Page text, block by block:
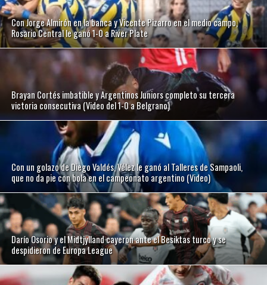
Con Jorge Almirón en la banca y Vicente Pizarro en el medio campo,
Rosario Central le ganó 1-0 a River Plate
Brayan Cortés imbatible y Argentinos Juniors completo su tercera
victoria consecutiva (Video del 1-0 a Belgrano)
Con un golazo de Diego Valdés, Vélez le ganó al Talleres de Sampaoli,
que no da pie con bola en el campeonato argentino (Video)
Darío Osorio y el Midtjylland cayeron ante el Besiktas turco y se
despidieron de Europa League